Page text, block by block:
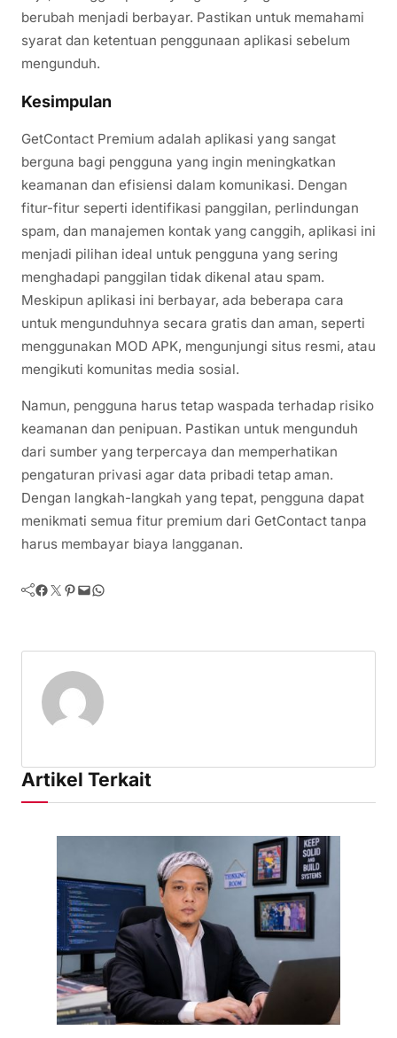
berubah menjadi berbayar. Pastikan untuk memahami
syarat dan ketentuan penggunaan aplikasi sebelum
mengunduh.
Kesimpulan
GetContact Premium adalah aplikasi yang sangat
berguna bagi pengguna yang ingin meningkatkan
keamanan dan efisiensi dalam komunikasi. Dengan
fitur-fitur seperti identifikasi panggilan, perlindungan
spam, dan manajemen kontak yang canggih, aplikasi ini
menjadi pilihan ideal untuk pengguna yang sering
menghadapi panggilan tidak dikenal atau spam.
Meskipun aplikasi ini berbayar, ada beberapa cara
untuk mengunduhnya secara gratis dan aman, seperti
menggunakan MOD APK, mengunjungi situs resmi, atau
mengikuti komunitas media sosial.
Namun, pengguna harus tetap waspada terhadap risiko
keamanan dan penipuan. Pastikan untuk mengunduh
dari sumber yang terpercaya dan memperhatikan
pengaturan privasi agar data pribadi tetap aman.
Dengan langkah-langkah yang tepat, pengguna dapat
menikmati semua fitur premium dari GetContact tanpa
harus membayar biaya langganan.
Facebook Twitter Pinterest Mail WhatsApp
Artikel Terkait